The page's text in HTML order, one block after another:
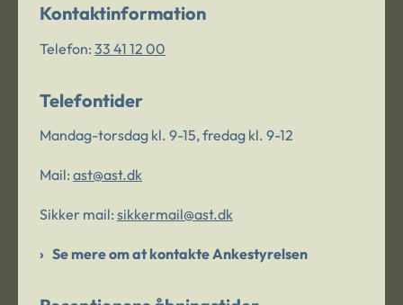
Kontaktinformation
Telefon: 33 41 12 00
Telefontider
Mandag-torsdag kl. 9-15, fredag kl. 9-12
Mail: ast@ast.dk
Sikker mail: sikkermail@ast.dk
Se mere om at kontakte Ankestyrelsen